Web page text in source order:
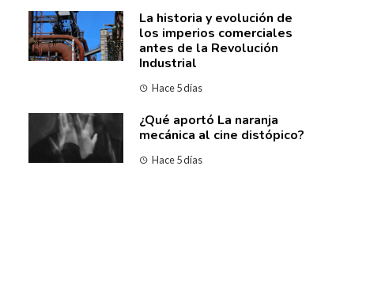
La historia y evolución de
los imperios comerciales
antes de la Revolución
Industrial
Hace 5 días
¿Qué aportó La naranja
mecánica al cine distópico?
Hace 5 días